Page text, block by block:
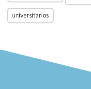
universitarios